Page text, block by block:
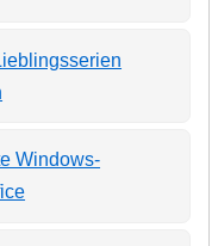
Windows-